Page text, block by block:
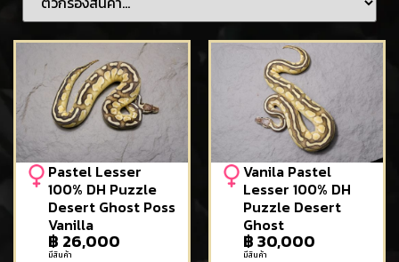
Pastel Lesser
100% DH Puzzle
Desert Ghost Poss
Vanilla
฿ 26,000
มีสินค้า
Vanila Pastel
Lesser 100% DH
Puzzle Desert
Ghost
฿30,000
มีสินค้า